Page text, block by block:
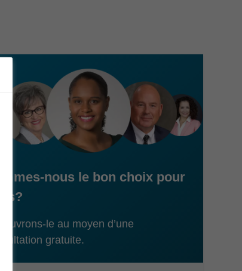
nous le bon choix pour
le au moyen d’une
gratuite.